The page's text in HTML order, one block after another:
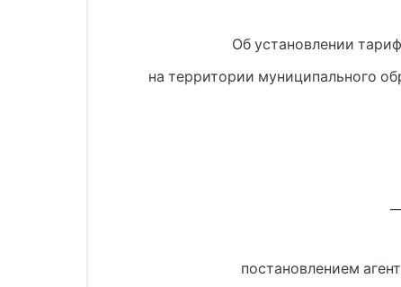
Об установлении
на территории муниципального
постановлением